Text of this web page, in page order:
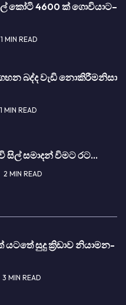
කෝටි 4600 ක් ගොවියාට–
1 MIN READ
බද්ද වැඩි නොකි­රී­මනිසා
1 MIN READ
සිල් සමාදන් විමට රට…
2 MIN READ
යටතේ සුදු ක්‍රිඩාව නියා­ම­න­
3 MIN READ